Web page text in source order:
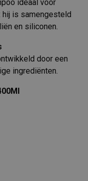
ideaal voor
hij is samengesteld
en siliconen.
door een
ingrediënten.